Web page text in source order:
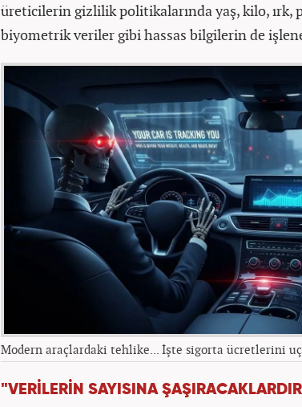
üreticilerin gizlilik politikalarında yaş, kilo, ırk,
biyometrik veriler gibi hassas bilgilerin de
Modern araçlardaki tehlike... İşte sigorta ücretlerini
"VERİLERİN SAYISINA